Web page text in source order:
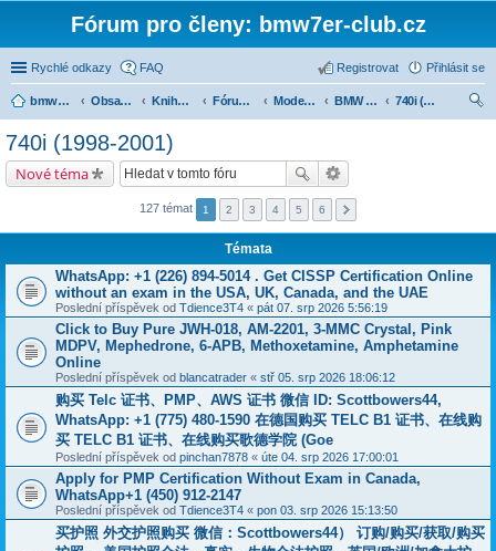
Fórum pro členy: bmw7er-club.cz
Rychlé odkazy FAQ Přihlásit se
Registrovat
bmw7er-club.cz Obsah fóra Knihovna Fórum 7er Modely BMW 7er BMW 7 e38 (1994-2001)
740i (1998-2001)
740i (1998-2001)
Nové téma
127 témat 1 2 3 4 5 6
Témata
WhatsApp: +1 (226) 894-5014​ . Get CISSP Certification Online
without an exam in the USA, UK, Canada, and the UAE
Poslední příspěvek od Tdience3T4 « pát 07. srp 2026 5:56:19
Click to Buy Pure JWH-018, AM-2201, 3-MMC Crystal, Pink
MDPV, Mephedrone, 6-APB, Methoxetamine, Amphetamine
Online
Poslední příspěvek od blancatrader « stř 05. srp 2026 18:06:12
购买 Telc 证书、PMP、AWS 证书 微信 ID: Scottbowers44,
WhatsApp: +1 (775) 480-1590 在德国购买 TELC B1 证书、在线购
买 TELC B1 证书、在线购买歌德学院 (Goe
Poslední příspěvek od pinchan7878 « úte 04. srp 2026 17:00:01
Apply for PMP Certification Without Exam in Canada,
WhatsApp+1 (450) 912-2147
Poslední příspěvek od Tdience3T4 « pon 03. srp 2026 15:13:50
买护照 外交护照购买 微信：Scottbowers44） 订购/购买/获取/购买